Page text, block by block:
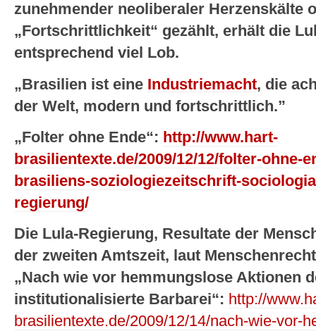
zunehmender neoliberaler Herzenskälte
„Fortschrittlichkeit“ gezählt, erhält die
entsprechend viel Lob.
„Brasilien ist eine Industriemacht, die
der Welt, modern und fortschrittlich.”
„Folter ohne Ende“: http://www.hart-
brasilientexte.de/2009/12/12/folter-ohne-
brasiliens-soziologiezeitschrift-
regierung/
Die Lula-Regierung, Resultate der
der zweiten Amtszeit, laut
„Nach wie vor hemmungslose Aktionen
institutionalisierte Barbarei“: http://
brasilientexte.de/2009/12/14/nach-wie-vor-